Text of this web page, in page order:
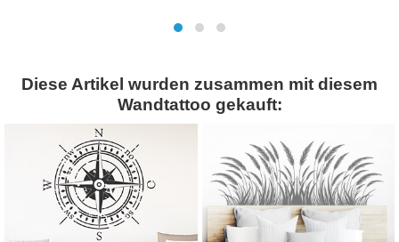
Diese Artikel wurden zusammen mit diesem
Wandtattoo gekauft: